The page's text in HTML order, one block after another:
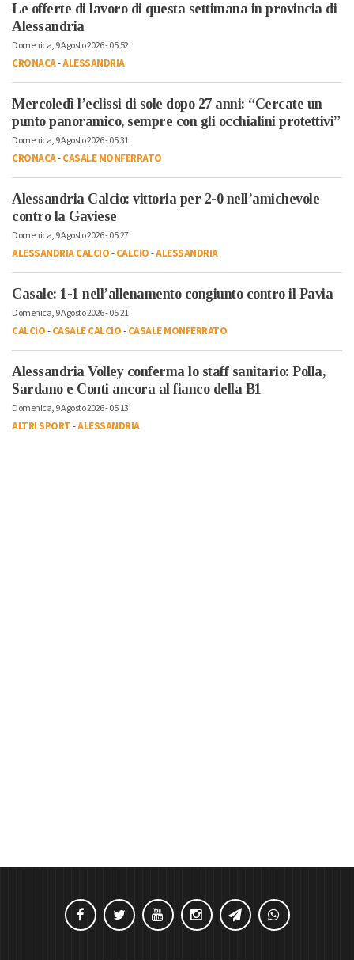
Le offerte di lavoro di questa settimana in provincia di
Alessandria
Domenica, 9 Agosto 2026 - 05:52
CRONACA-ALESSANDRIA
Mercoledì l’eclissi di sole dopo 27 anni: “Cercate un
punto panoramico, sempre con gli occhialini protettivi”
Domenica, 9 Agosto 2026 - 05:31
CRONACA-CASALE MONFERRATO
Alessandria Calcio: vittoria per 2-0 nell’amichevole
contro la Gaviese
Domenica, 9 Agosto 2026 - 05:27
ALESSANDRIA CALCIO-CALCIO-ALESSANDRIA
Casale: 1-1 nell’allenamento congiunto contro il Pavia
Domenica, 9 Agosto 2026 - 05:21
CALCIO-CASALE CALCIO-CASALE MONFERRATO
Alessandria Volley conferma lo staff sanitario: Polla,
Sardano e Conti ancora al fianco della B1
Domenica, 9 Agosto 2026 - 05:13
ALTRI SPORT-ALESSANDRIA